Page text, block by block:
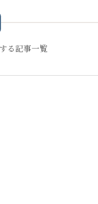
る記事一覧